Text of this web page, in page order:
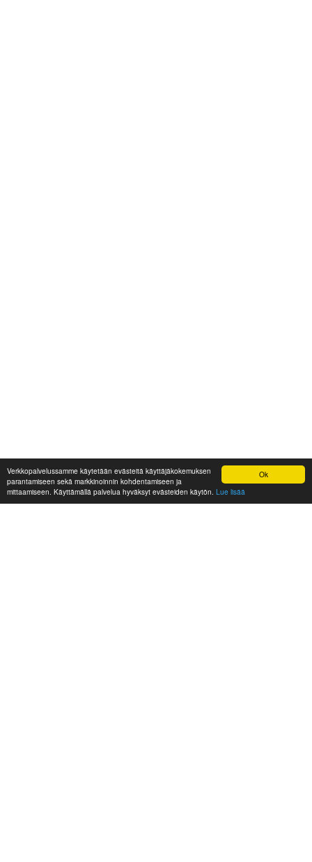
Ok
Verkkopalvelussamme käytetään evästeitä käyttäjäkokemuksen
parantamiseen sekä markkinoinnin kohdentamiseen ja
mittaamiseen. Käyttämällä palvelua hyväksyt evästeiden käytön. Lue lisää